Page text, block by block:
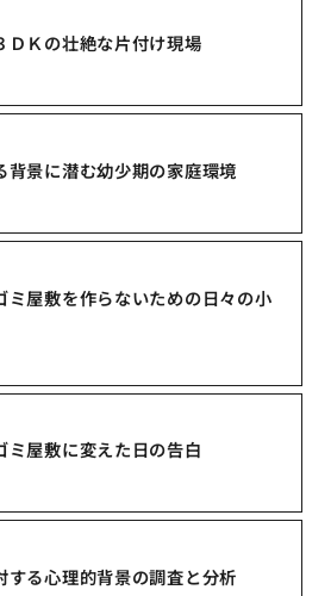
ＤＫの壮絶な片付け現場
背景に潜む幼少期の家庭環境
ミ屋敷を作らないための日々の小
ミ屋敷に変えた日の告白
する心理的背景の調査と分析